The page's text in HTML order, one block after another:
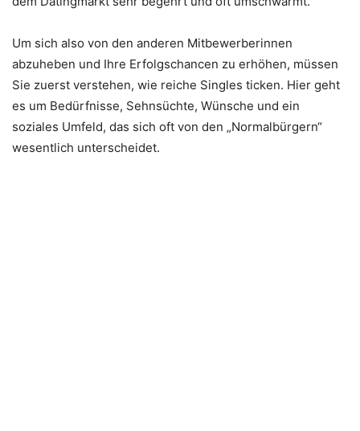
Um sich also von den anderen Mitbewerberinnen
abzuheben und Ihre Erfolgschancen zu erhöhen, müssen
Sie zuerst verstehen, wie reiche Singles ticken. Hier geht
es um Bedürfnisse, Sehnsüchte, Wünsche und ein
soziales Umfeld, das sich oft von den „Normalbürgern“
wesentlich unterscheidet.